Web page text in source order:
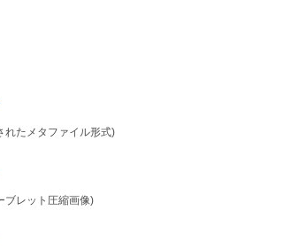
れたメタファイル形式)
ブレット圧縮画像)